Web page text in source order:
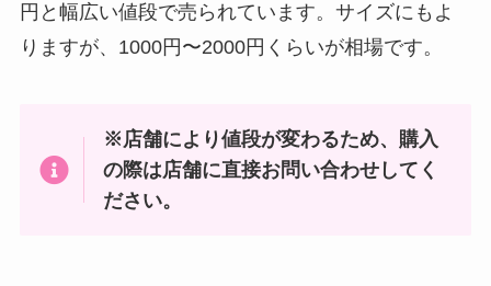
円と幅広い値段で売られています。サイズにもよ
りますが、1000円〜2000円くらいが相場です。
※店舗により値段が変わるため、購入
の際は店舗に直接お問い合わせしてく
ださい。